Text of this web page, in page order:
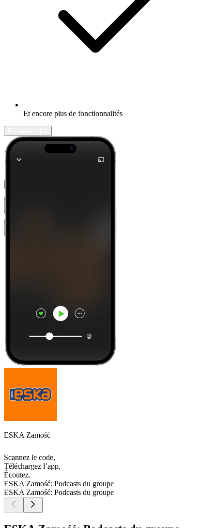
Et encore plus de fonctionnalités
ESKA Zamość
Scannez le code,
Téléchargez l’app,
Écoutez.
ESKA Zamość: Podcasts du groupe
ESKA Zamość: Podcasts du groupe